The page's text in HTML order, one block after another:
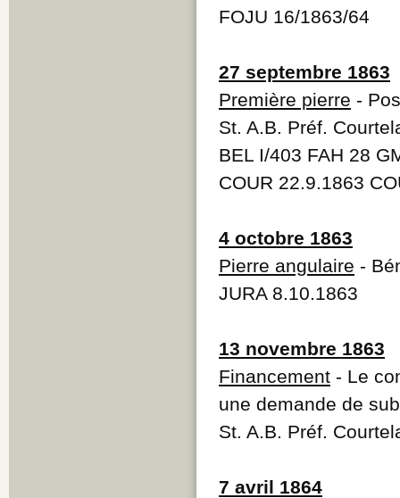
FOJU 16/1863/64
27 septembre 1863
Première pierre -
St. A.B. Préf.
BEL I/403 FAH 28
COUR 22.9.1863
4 octobre 1863
Pierre angulaire -
JURA 8.10.1863
13 novembre 1863
Financement - Le
une demande de
St. A.B. Préf.
7 avril 1864